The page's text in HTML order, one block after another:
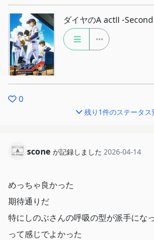
ダイヤのA actⅡ -
0
残り1件のステータス
scone が記録しました 2026-04-14
めっちゃ良かった
期待通りだ
特にしのぶさんの呼吸の型が派手にな
って感じでよかった